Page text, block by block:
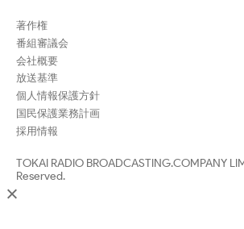
著作権
番組審議会
会社概要
放送基準
個人情報保護方針
国民保護業務計画
採用情報
TOKAI RADIO BROADCASTING.COMPANY
Reserved.